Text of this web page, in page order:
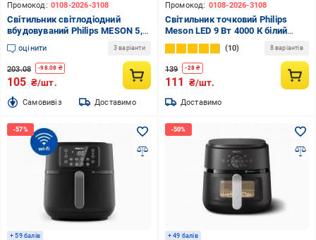
Промокод: 0108-2026-3108
Світильник світлодіодний
вбудовуваний Philips MESON 5,5
Вт білий 929003274801
оцінити 3 варіанти
203.08 -98.08 ₴
105 ₴/шт.
Cамовивіз Доставимо
Промокод: 0108-2026-3108
Світильник точковий Philips
Meson LED 9 Вт 4000 К білий
915005746901
10 8 варіантів
139 -28 ₴
111 ₴/шт.
Доставимо
+ 59 балів + 49 балів